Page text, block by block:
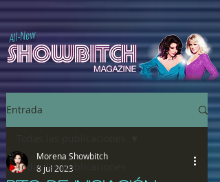
All-New
Entrada
Todas las publicaciones
Morena Showbitch
8 jul 2023